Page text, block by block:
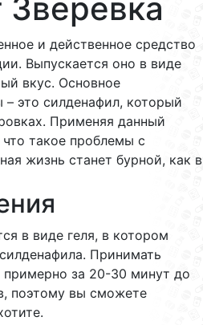
и действенное средство
Выпускается оно в виде
вкус. Основное
это силденафил, который
Применяя данный
что такое проблемы с
жизнь станет бурной, как в
в виде геля, в котором
Принимать
за 20-30 минут до
поэтому вы сможете